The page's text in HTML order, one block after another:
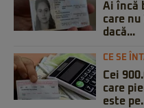
Ai încă
care
dacă...
CE SE
Cei
care
este